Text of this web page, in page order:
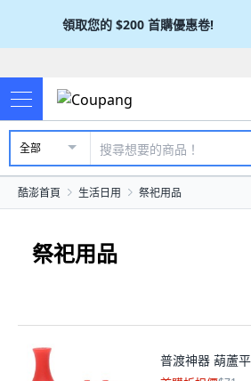
領取您的 $200 首購優惠卷!
全部
酷澎首頁 生活日用 祭祀用品
祭祀用品
普渡神器 葫蘆